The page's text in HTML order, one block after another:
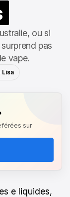
ou si
pas
vape.
Lisa
sur
e liquides,